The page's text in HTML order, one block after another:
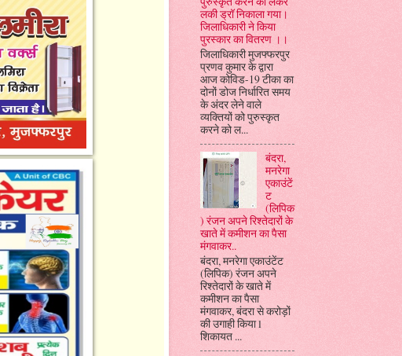
लकी ड्रॉ निकाला गया।
जिलाधिकारी ने किया
पुरस्कार का वितरण ।।
जिलाधिकारी मुजफ्फरपुर
प्रणव कुमार के द्वारा
आज कोविड-19 टीका का
दोनों डोज निर्धारित समय
के अंदर लेने वाले
व्यक्तियों को पुरुस्कृत
करने को ल...
बंदरा,
मनरेगा
एकाउंटें
ट
(लिपिक
) रंजन अपने रिश्तेदारों के
खाते में कमीशन का पैसा
मंगवाकर..
बंदरा, मनरेगा एकाउंटेंट
(लिपिक) रंजन अपने
रिश्तेदारों के खाते में
कमीशन का पैसा
मंगवाकर, बंदरा से करोड़ों
की उगाही किया l
शिकायत ...